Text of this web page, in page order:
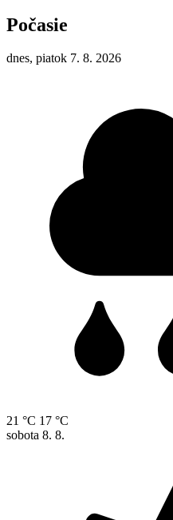
Počasie
dnes, piatok 7. 8. 2026
21 °C 17 °C
sobota 8. 8.